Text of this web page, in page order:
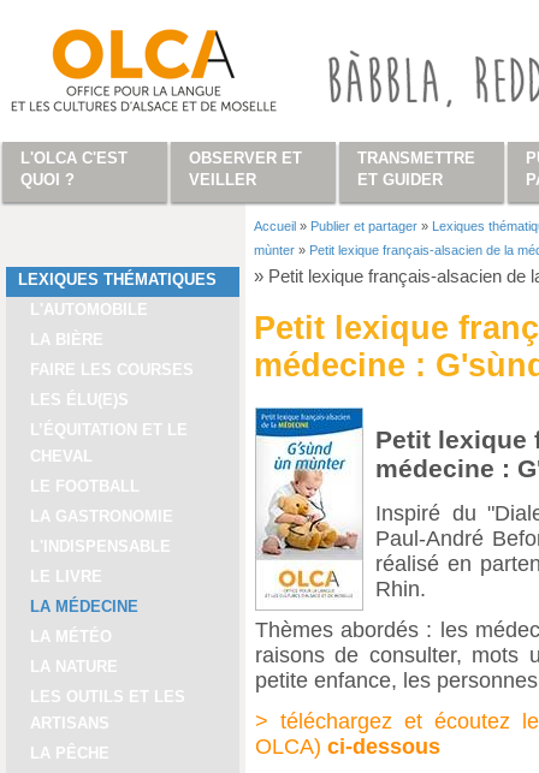
LEXIQUES THÉMATIQUES
L'AUTOMOBILE
LA BIÈRE
FAIRE LES COURSES
LES ÉLU(E)S
L’ÉQUITATION ET LE
CHEVAL
LE FOOTBALL
LA GASTRONOMIE
L'INDISPENSABLE
LE LIVRE
LA MÉDECINE
LA MÉTÉO
LA NATURE
LES OUTILS ET LES
ARTISANS
LA PÊCHE
Vous êtes ici
Accueil » Publier et partager » Lexiques
mùnter » Petit lexique français-alsacien de la
» Petit lexique français-alsacien de
Petit lexique
médecine :
Petit lexique
médecine :
Inspiré du
Paul-André
réalisé en
Rhin.
Thèmes abordés : les
raisons de consulter, mots
petite enfance, les
> téléchargez et écoutez
OLCA) ci-dessous
L'OLCA C'EST
QUOI ?
OBSERVER ET
VEILLER
TRANSMETTRE
ET GUIDER